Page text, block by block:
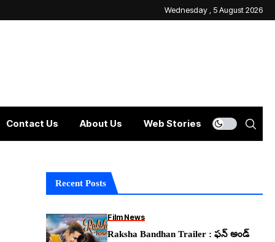
Wednesday , 5 August 2026
Contact Us About Us Web Stories
Recent Posts
Film News
Raksha Bandhan Trailer : ఫన్ అండ్